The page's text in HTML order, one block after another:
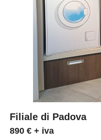
Filiale di Padova
890 € + iva